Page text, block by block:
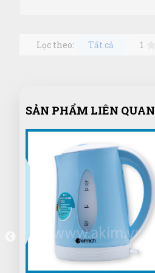
Lọc theo: Tất cả 1
SẢN PHẨM LIÊN QUAN